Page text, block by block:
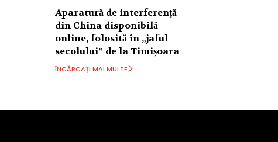
Aparatură de interferență
din China disponibilă
online, folosită în „jaful
secolului” de la Timișoara
ÎNCĂRCAȚI MAI MULTE